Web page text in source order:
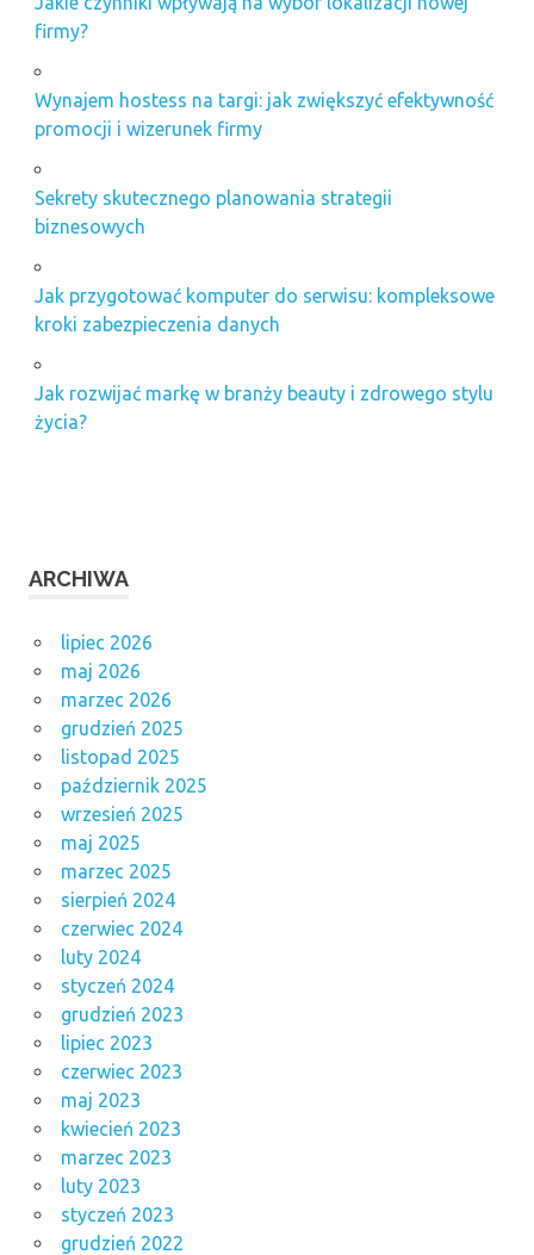
firmy?
Wynajem hostess na targi: jak zwiększyć efektywność
promocji i wizerunek firmy
Sekrety skutecznego planowania strategii
biznesowych
Jak przygotować komputer do serwisu: kompleksowe
kroki zabezpieczenia danych
Jak rozwijać markę w branży beauty i zdrowego stylu
życia?
ARCHIWA
lipiec 2026
maj 2026
marzec 2026
grudzień 2025
listopad 2025
październik 2025
wrzesień 2025
maj 2025
marzec 2025
sierpień 2024
czerwiec 2024
luty 2024
styczeń 2024
grudzień 2023
lipiec 2023
czerwiec 2023
maj 2023
kwiecień 2023
marzec 2023
luty 2023
styczeń 2023
grudzień 2022